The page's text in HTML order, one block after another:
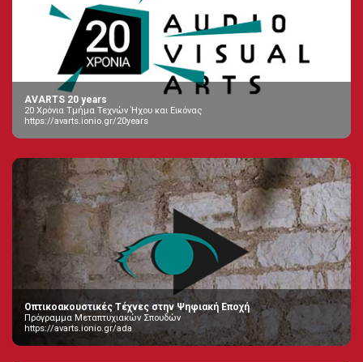
AVARTS 20 years
20 Χρόνια Τμήμα Τεχνών Ήχου και Εικόνας
https://avarts.ionio.gr/20years
Οπτικοακουστικές Τέχνες στην Ψηφιακή Εποχή
Πρόγραμμα Μεταπτυχιακών Σπουδών
https://avarts.ionio.gr/ada